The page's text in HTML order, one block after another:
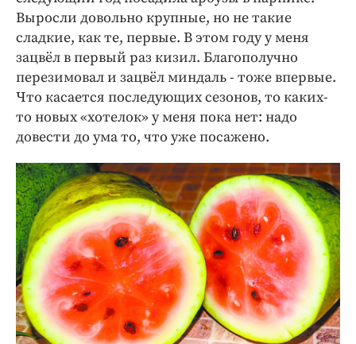
Выросли довольно крупные, но не такие
сладкие, как те, первые. В этом году у меня
зацвёл в первый раз кизил. Благополучно
перезимовал и зацвёл миндаль - тоже впервые.
Что касается последующих сезонов, то каких-
то новых «хотелок» у меня пока нет: надо
довести до ума то, что уже посажено.